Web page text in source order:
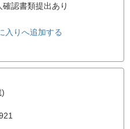
確認書類提出あり
入りへ追加する
)